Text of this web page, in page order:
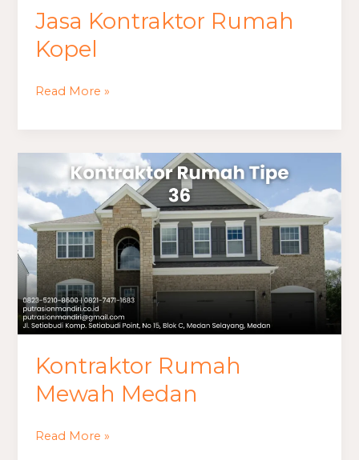
Jasa Kontraktor Rumah
Kopel
Read More »
Kontraktor Rumah
Mewah Medan
Kontraktor
Rumah
Mewah
Medan
Read More »